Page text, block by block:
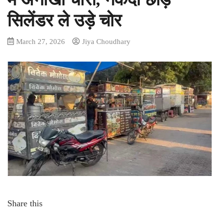
सिलेंडर ले उड़े चोर
March 27, 2026 Jiya Choudhary
Share this